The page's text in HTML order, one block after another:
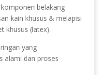
belakang
kain khusus & melapisi
khusus (latex).
yang
alami dan proses